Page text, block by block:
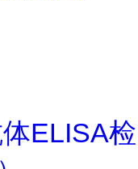
ELISA检